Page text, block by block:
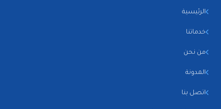
الرئيسية
خدماتنا
من نحن
المدونة
اتصل بنا